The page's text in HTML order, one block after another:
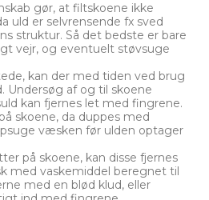
gør, at filtskoene ikke
uld er selvrensende fx sved
struktur. Så det bedste er bare
vejr, og eventuelt støvsuge
kan der med tiden ved brug
Undersøg af og til skoene
kan fjernes let med fingrene.
skoene, da duppes med
væsken før ulden optager
på skoene, kan disse fjernes
med vaskemiddel beregnet til
med en blød klud, eller